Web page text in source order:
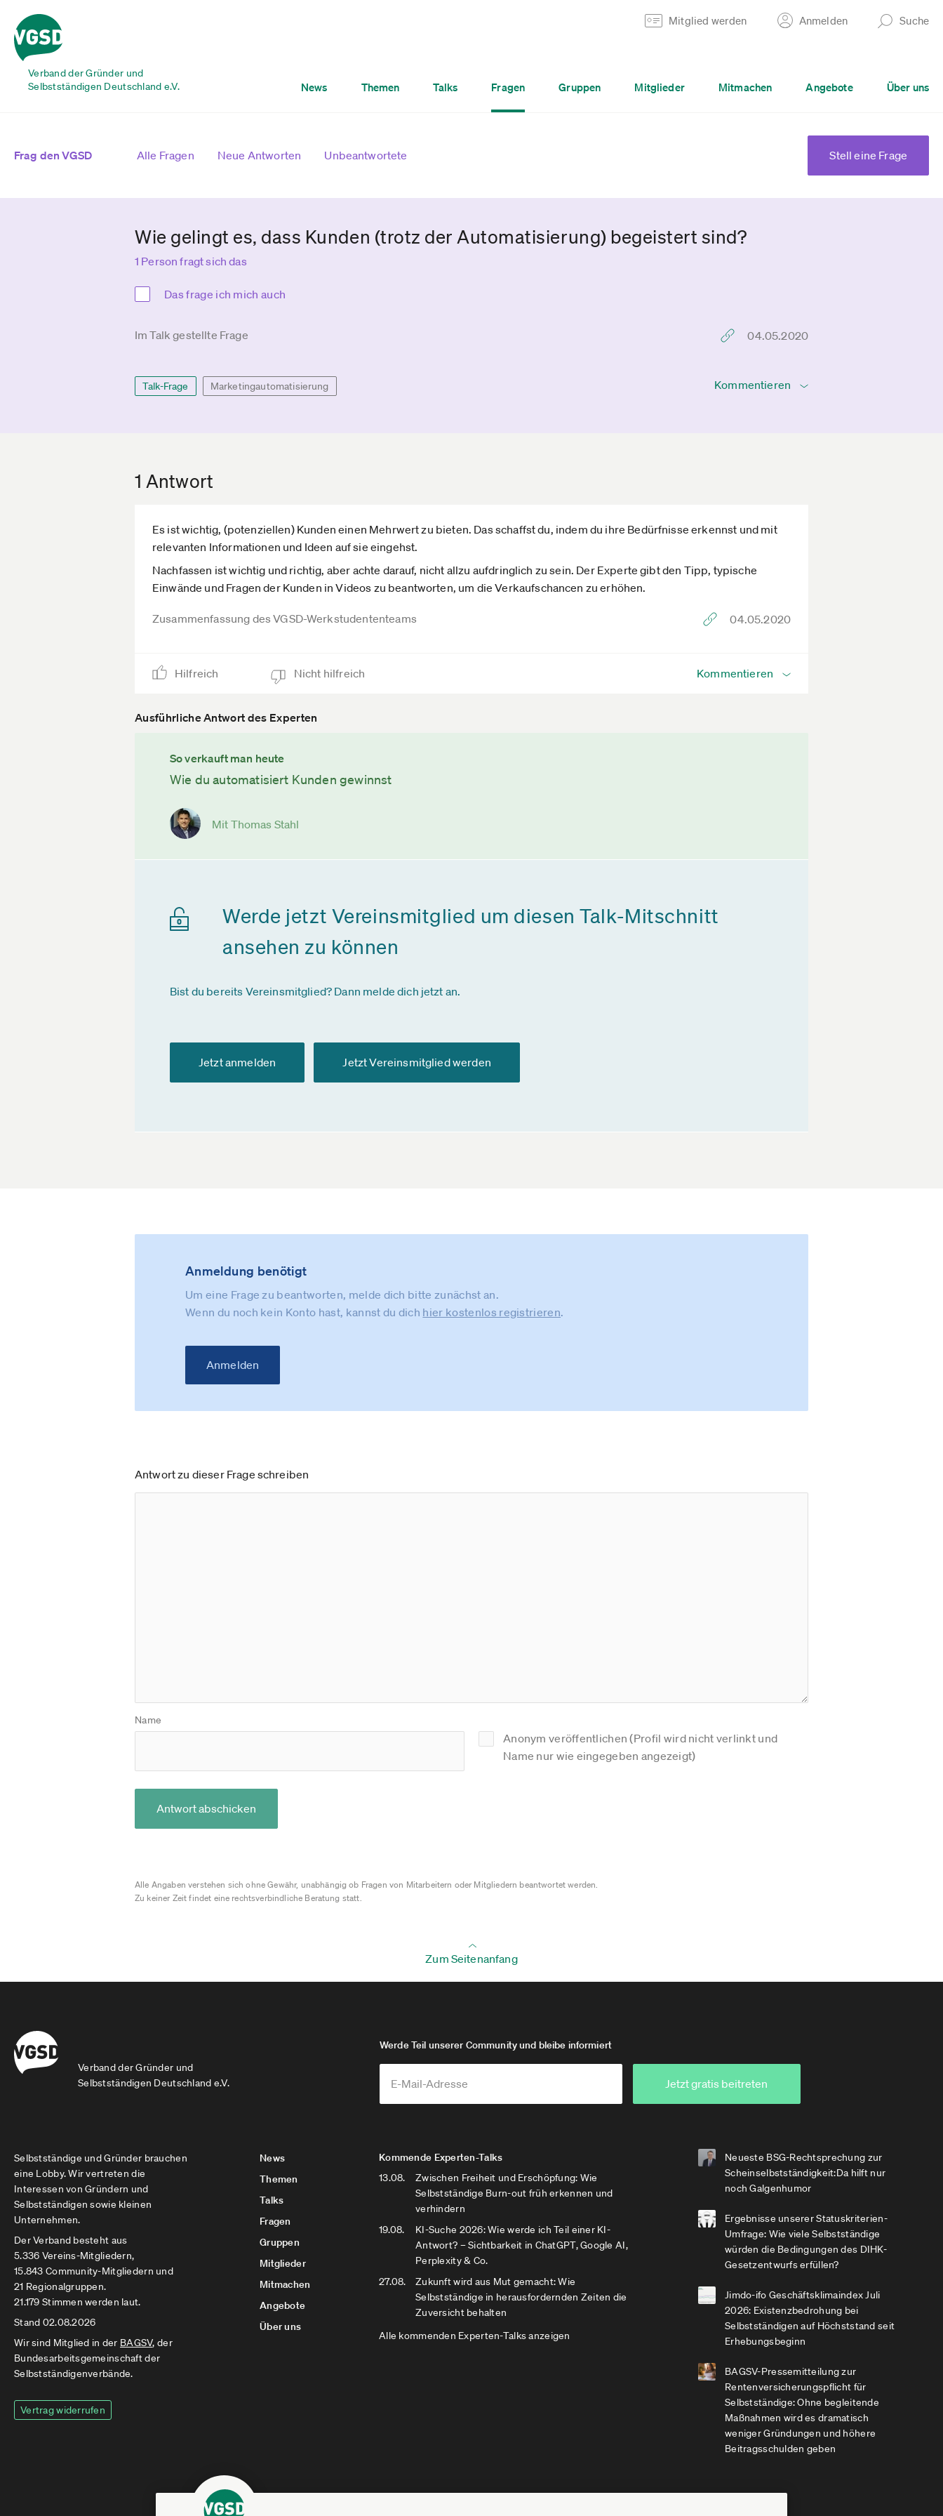
Verband der Gründer und
Selbstständigen Deutschland e.V.
Mitglied werden Anmelden Suche
News Themen Talks Fragen Gruppen Mitglieder Mitmachen Angebote Über uns
Frag den VGSD Alle Fragen Neue Antworten Unbeantwortete Stell eine Frage
Wie gelingt es, dass Kunden (trotz der Automatisierung) begeistert sind?
1 Person fragt sich das
Das frage ich mich auch
Im Talk gestellte Frage 04.05.2020
Talk-Frage Marketingautomatisierung Kommentieren
1 Antwort
Es ist wichtig, (potenziellen) Kunden einen Mehrwert zu bieten. Das schaffst du, indem du ihre Bedürfnisse erkennst und mit
relevanten Informationen und Ideen auf sie eingehst.
Nachfassen ist wichtig und richtig, aber achte darauf, nicht allzu aufdringlich zu sein. Der Experte gibt den Tipp, typische
Einwände und Fragen der Kunden in Videos zu beantworten, um die Verkaufschancen zu erhöhen.
Zusammenfassung des VGSD-Werkstudententeams 04.05.2020
Hilfreich Nicht hilfreich Kommentieren
Ausführliche Antwort des Experten
So verkauft man heute
Wie du automatisiert Kunden gewinnst
Mit Thomas Stahl
Werde jetzt Vereinsmitglied um diesen Talk-Mitschnitt
ansehen zu können
Bist du bereits Vereinsmitglied? Dann melde dich jetzt an.
Jetzt anmelden Jetzt Vereinsmitglied werden
Anmeldung benötigt
Um eine Frage zu beantworten, melde dich bitte zunächst an.
Wenn du noch kein Konto hast, kannst du dich hier kostenlos registrieren.
Anmelden
Antwort zu dieser Frage schreiben
Name
Anonym veröffentlichen (Profil wird nicht verlinkt und
Name nur wie eingegeben angezeigt)
Antwort abschicken
Alle Angaben verstehen sich ohne Gewähr, unabhängig ob Fragen von Mitarbeitern oder Mitgliedern beantwortet werden.
Zu keiner Zeit findet eine rechtsverbindliche Beratung statt.
Zum Seitenanfang
Verband der Gründer und
Selbstständigen Deutschland e.V.
Werde Teil unserer Community und bleibe informiert
Jetzt gratis beitreten
Selbstständige und Gründer brauchen
eine Lobby. Wir vertreten die
Interessen von Gründern und
Selbstständigen sowie kleinen
Unternehmen.
Der Verband besteht aus
5.336 Vereins-Mitgliedern,
15.843 Community-Mitgliedern und
21 Regionalgruppen.
21.179 Stimmen werden laut.
Stand 02.08.2026
Wir sind Mitglied in der BAGSV, der
Bundesarbeitsgemeinschaft der
Selbstständigenverbände.
Vertrag widerrufen
News
Themen
Talks
Fragen
Gruppen
Mitglieder
Mitmachen
Angebote
Über uns
Kommende Experten-Talks
13.08.
Zwischen Freiheit und Erschöpfung: Wie
Selbstständige Burn-out früh erkennen und
verhindern
19.08.
KI-Suche 2026: Wie werde ich Teil einer KI-
Antwort? – Sichtbarkeit in ChatGPT, Google AI,
Perplexity & Co.
27.08.
Zukunft wird aus Mut gemacht: Wie
Selbstständige in herausfordernden Zeiten die
Zuversicht behalten
Alle kommenden Experten-Talks anzeigen
Neueste BSG-Rechtsprechung zur
Scheinselbstständigkeit:Da hilft nur
noch Galgenhumor
Ergebnisse unserer Statuskriterien-
Umfrage: Wie viele Selbstständige
würden die Bedingungen des DIHK-
Gesetzentwurfs erfüllen?
Jimdo-ifo Geschäftsklimaindex Juli
2026: Existenzbedrohung bei
Selbstständigen auf Höchststand seit
Erhebungsbeginn
BAGSV-Pressemitteilung zur
Rentenversicherungspflicht für
Selbstständige: Ohne begleitende
Maßnahmen wird es dramatisch
weniger Gründungen und höhere
Beitragsschulden geben